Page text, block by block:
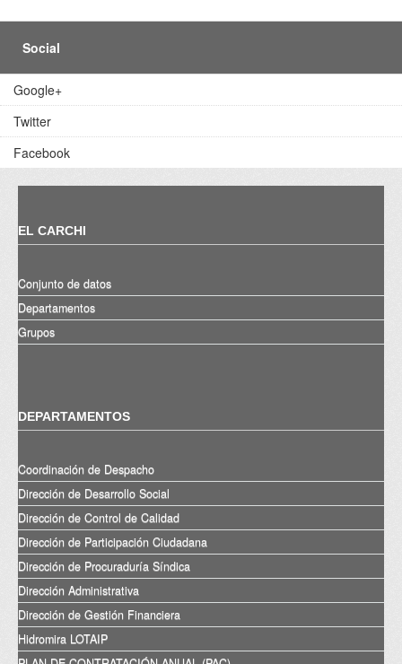
Social
Google+
Twitter
Facebook
EL CARCHI
Conjunto de datos
Departamentos
Grupos
DEPARTAMENTOS
Coordinación de Despacho
Dirección de Desarrollo Social
Dirección de Control de Calidad
Dirección de Participación Ciudadana
Dirección de Procuraduría Síndica
Dirección Administrativa
Dirección de Gestión Financiera
Hidromira LOTAIP